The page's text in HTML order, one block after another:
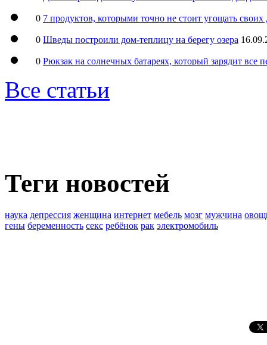
0 7 продуктов, которыми точно не стоит угощать
0 Шведы построили дом-теплицу на берегу озера
0 Рюкзак на солнечных батареях, который зарядит все
Все статьи
Теги новостей
наука депрессия женщина интернет мебель мозг мужчина
гены беременность секс ребёнок рак электромобиль